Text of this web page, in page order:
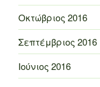
Οκτώβριος 2016
Σεπτέμβριος 2016
Ιούνιος 2016